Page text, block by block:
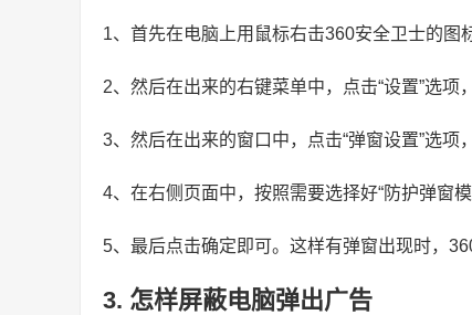
1、首先在电脑上用鼠标右击360安全卫士的图
2、然后在出来的右键菜单中，点击“设置”选项
3、然后在出来的窗口中，点击“弹窗设置”选项
4、在右侧页面中，按照需要选择好“防护弹窗模
5、最后点击确定即可。这样有弹窗出现时，
3. 怎样屏蔽电脑弹出广告